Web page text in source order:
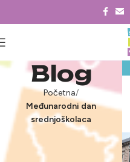
Blog
Početna
Međunarodni dan
srednjoškolaca